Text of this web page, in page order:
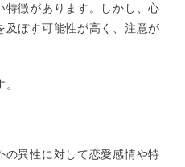
特徴があります。しかし、心
及ぼす可能性が高く、注意が
の異性に対して恋愛感情や特